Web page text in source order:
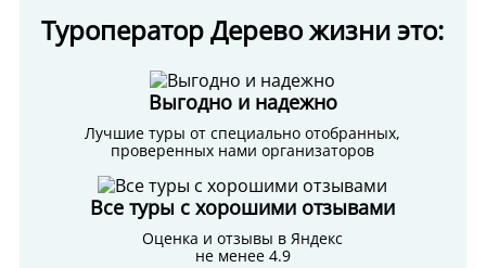
Туроператор Дерево жизни это:
Выгодно и надежно
Лучшие туры от специально отобранных,
проверенных нами организаторов
Все туры с хорошими отзывами
Оценка и отзывы в Яндекс
не менее 4.9